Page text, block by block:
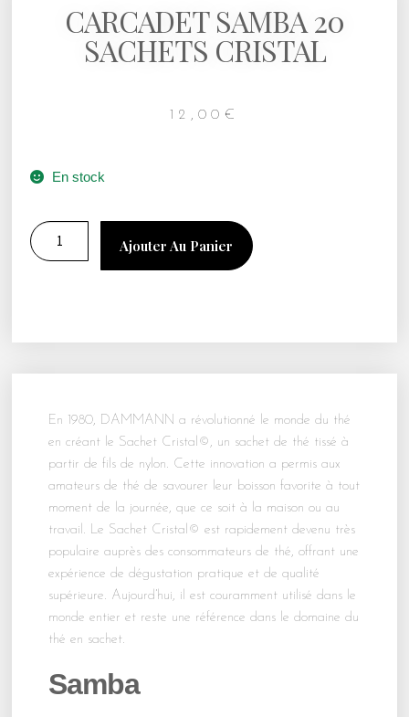
CARCADET SAMBA 20
SACHETS CRISTAL
12,00 €
En stock
Ajouter Au Panier
En 1980, DAMMANN a révolutionné le monde du thé
en créant le Sachet Cristal©, un sachet de thé tissé à
partir de fils de nylon. Cette innovation a permis aux
amateurs de thé de savourer leur boisson favorite à tout
moment de la journée, que ce soit à la maison ou au
travail. Le Sachet Cristal© est rapidement devenu très
populaire auprès des consommateurs de thé, offrant une
expérience de dégustation pratique et de qualité
supérieure. Aujourd’hui, il est couramment utilisé dans le
monde entier et reste une référence dans le domaine du
thé en sachet.
Samba